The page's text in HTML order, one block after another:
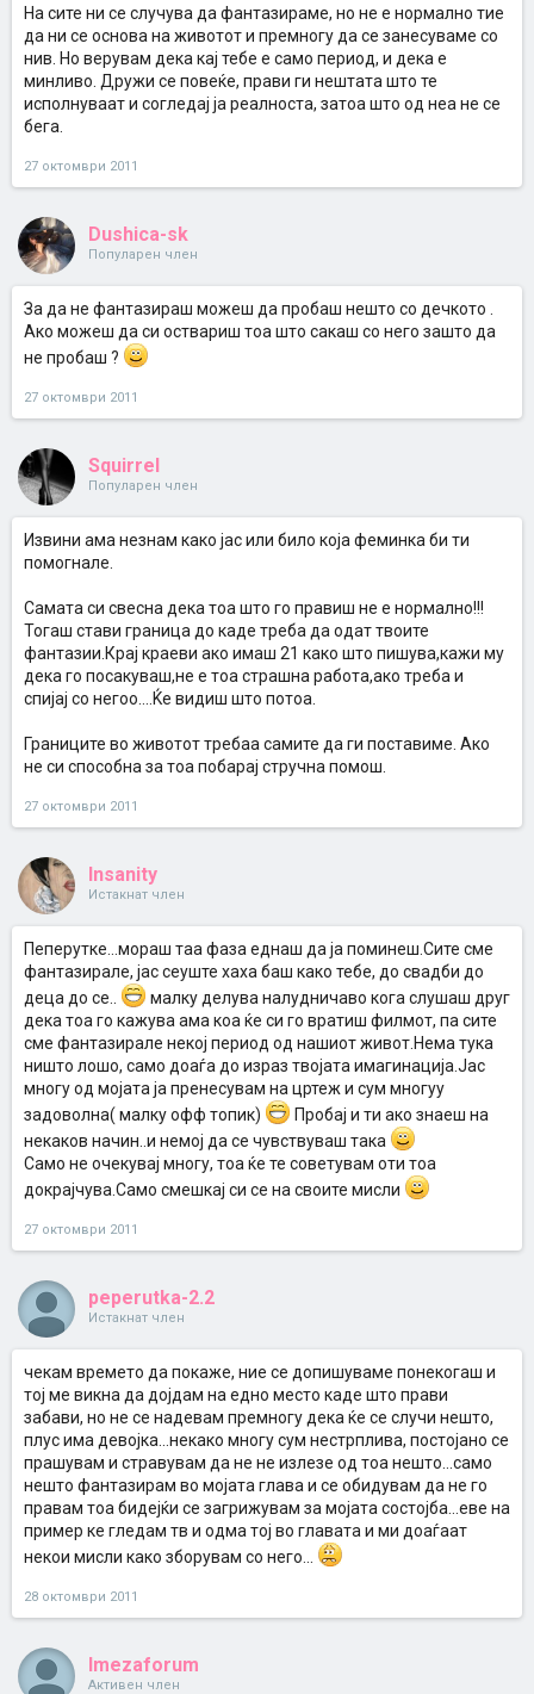
На сите ни се случува да фантазираме, но не е нормално тие
да ни се основа на животот и премногу да се занесуваме со
нив. Но верувам дека кај тебе е само период, и дека е
минливо. Дружи се повеќе, прави ги нештата што те
исполнуваат и согледај ја реалноста, затоа што од неа не се
бега.
27 октомври 2011
Dushica-sk
Популарен член
За да не фантазираш можеш да пробаш нешто со дечкото .
Ако можеш да си оствариш тоа што сакаш со него зашто да
не пробаш ?
27 октомври 2011
Squirrel
Популарен член
Извини ама незнам како јас или било која феминка би ти
помогнале.
Самата си свесна дека тоа што го правиш не е нормално!!!
Тогаш стави граница до каде треба да одат твоите
фантазии.Крај краеви ако имаш 21 како што пишува,кажи му
дека го посакуваш,не е тоа страшна работа,ако треба и
спијај со негоо....Ќе видиш што потоа.
Границите во животот требаа самите да ги поставиме. Ако
не си способна за тоа побарај стручна помош.
27 октомври 2011
Insanity
Истакнат член
Пеперутке...мораш таа фаза еднаш да ја поминеш.Сите сме
фантазирале, јас сеуште хаха баш како тебе, до свадби до
деца до се..
малку делува налудничаво кога слушаш друг
дека тоа го кажува ама коа ќе си го вратиш филмот, па сите
сме фантазирале некој период од нашиот живот.Нема тука
ништо лошо, само доаѓа до израз твојата имагинација.Јас
многу од мојата ја пренесувам на цртеж и сум многуу
задоволна( малку офф топик)
Пробај и ти ако знаеш на
некаков начин..и немој да се чувствуваш така
Само не очекувај многу, тоа ќе те советувам оти тоа
докрајчува.Само смешкај си се на своите мисли
27 октомври 2011
peperutka-2.2
Истакнат член
чекам времето да покаже, ние се допишуваме понекогаш и
тој ме викна да дојдам на едно место каде што прави
забави, но не се надевам премногу дека ќе се случи нешто,
плус има девојка...некако многу сум нестрплива, постојано се
прашувам и стравувам да не не излезе од тоа нешто...само
нешто фантазирам во мојата глава и се обидувам да не го
правам тоа бидејќи се загрижувам за мојата состојба...еве на
пример ке гледам тв и одма тој во главата и ми доаѓаат
некои мисли како зборувам со него...
28 октомври 2011
Imezaforum
Активен член